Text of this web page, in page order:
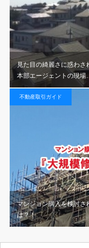
見た目の綺麗さに惑わさ
本部エージェントの現
不動産取引ガイド
マンション購入を検討
は？！